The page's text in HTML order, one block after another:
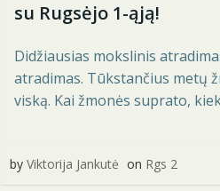
su Rugsėjo 1-ąją!
Didžiausias mokslinis
atradimas. Tūkstančius metų
viską. Kai žmonės suprato,
by Viktorija Jankutė on Rgs 2